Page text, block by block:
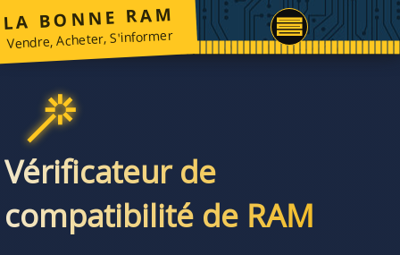
LA BONNE RAM
Vendre, Acheter, S'informer
Vérificateur de
compatibilité de RAM